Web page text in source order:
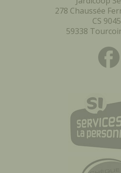
278 Chaussée
CS
59338